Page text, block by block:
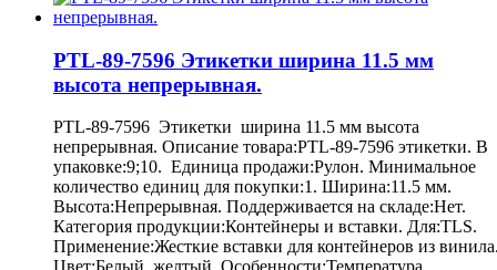
PTL-89-7596 Этикетки ширина 11.5 мм
высота непрерывная.
PTL-89-7596 Этикетки ширина 11.5 мм высота
непрерывная. Описание товара:PTL-89-7596 этикетки. В
упаковке:9;10. Единица продажи:Рулон. Минимальное
количество единиц для покупки:1. Ширина:11.5 мм.
Высота:Непрерывная. Поддерживается на складе:Нет.
Категория продукции:Контейнеры и вставки. Для:TLS.
Применение:Жесткие вставки для контейнеров из